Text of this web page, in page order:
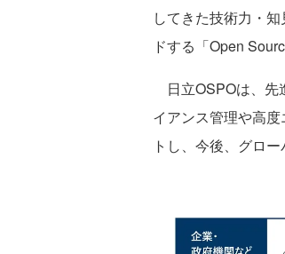
してきた技術力・
ドする「Open
日立OSPOは、先
イアンス管理や高
トし、今後、グロ